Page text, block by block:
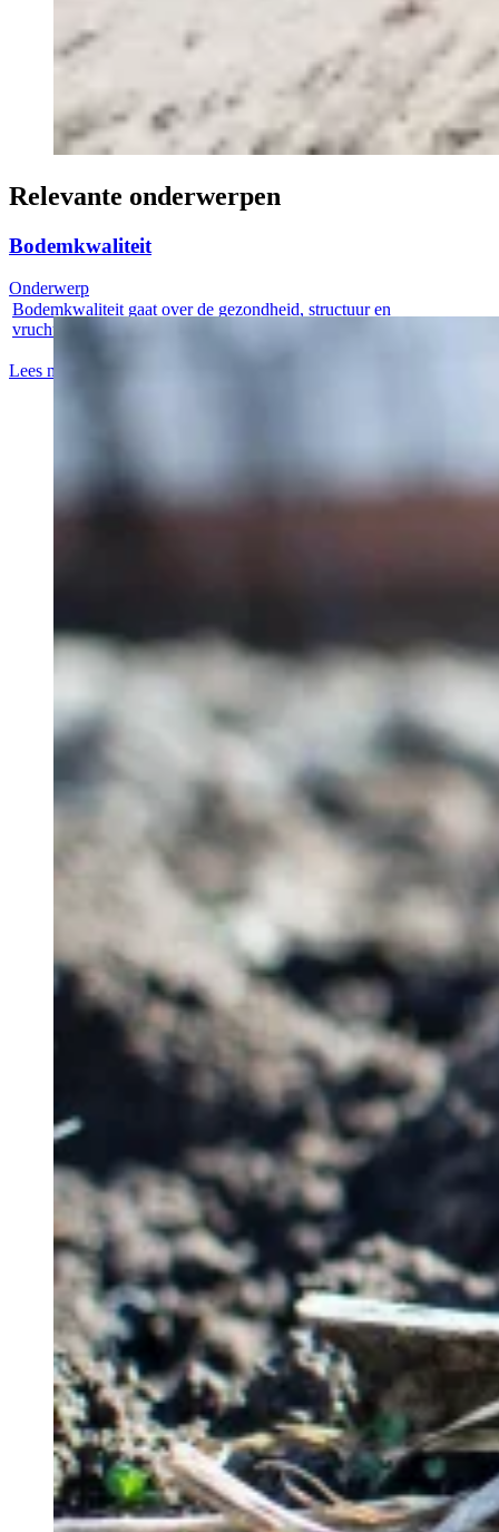
Relevante onderwerpen
Bodemkwaliteit
Bodemkwaliteit gaat over de gezondheid, structuur en
vruchtbaarheid van de...
Lees meer
Onderwerp